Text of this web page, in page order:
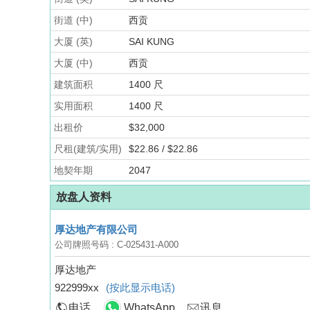
街道 (中)
西贡
大厦 (英)
SAI KUNG
大厦 (中)
西贡
建筑面积
1400 尺
实用面积
1400 尺
出租价
$32,000
尺租(建筑/实用)
$22.86 / $22.86
地契年期
2047
放盘人资料
厚达地产有限公司
公司牌照号码 : C-025431-A000
厚达地产
922999xx
(按此显示电话)
电话
WhatsApp 讯息